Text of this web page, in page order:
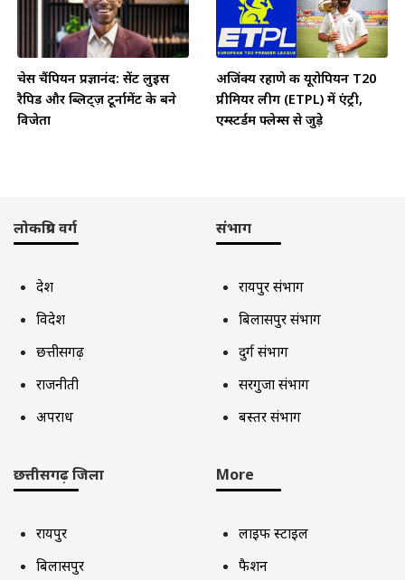
चेस चैंपियन प्रज्ञानंद: सेंट लुइस
रैपिड और ब्लिट्ज़ टूर्नामेंट के बने
विजेता
अजिंक्य रहाणे की यूरोपियन T20
प्रीमियर लीग (ETPL) में एंट्री,
एम्स्टर्डम फ्लेम्स से जुड़े
लोकप्रिय वर्ग
देश
विदेश
छत्तीसगढ़
राजनीती
अपराध
संभाग
रायपुर संभाग
बिलासपुर संभाग
दुर्ग संभाग
सरगुजा संभाग
बस्तर संभाग
छत्तीसगढ़ जिला
रायपुर
बिलासपुर
More
लाइफ स्टाइल
फैशन